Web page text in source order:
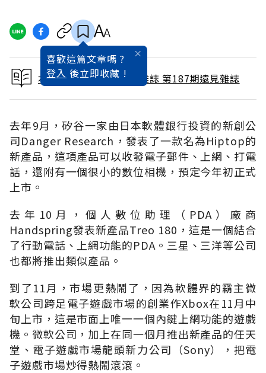
喜歡這篇文章嗎 ?
登入 後立即收藏 !
本文出自 2002 / 1月號雜誌 第187期遠見雜誌
去年9月，矽谷一家由日本軟體銀行投資的新創公
司Danger Research，發表了一款名為Hiptop的
新產品，這項產品可以收發電子郵件、上網、打電
話，還附有一個很小的數位相機，預定今年初正式
上市。
去年10月，個人數位助理（PDA）廠商
Handspring發表新產品Treo 180，這是一個結合
了行動電話、上網功能的PDA。三星、三洋等公司
也都將推出類似產品。
到了11月，市場更熱鬧了，因為軟體界的霸主微
軟公司跨足電子遊戲市場的創業作Xbox在11月中
旬上市，這是市面上唯一一個內鍵上網功能的遊戲
機。微軟公司，加上在同一個月推出新產品的任天
堂、電子遊戲市場龍頭新力公司（Sony），把電
子遊戲市場炒得熱鬧滾滾。